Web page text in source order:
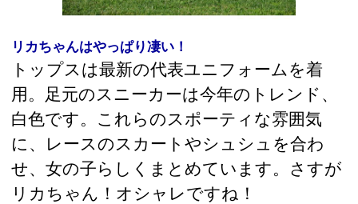
リカちゃん！オシャレですね！
6月12日（木）
販売価格
3,888円（税込）
欲しい！と思った方は
全国のおもちゃ屋さんや百貨店などで販売
中です。
タカラトミーの通販サイト、
タカラトミー
モール もご覧下さい。
メーカー